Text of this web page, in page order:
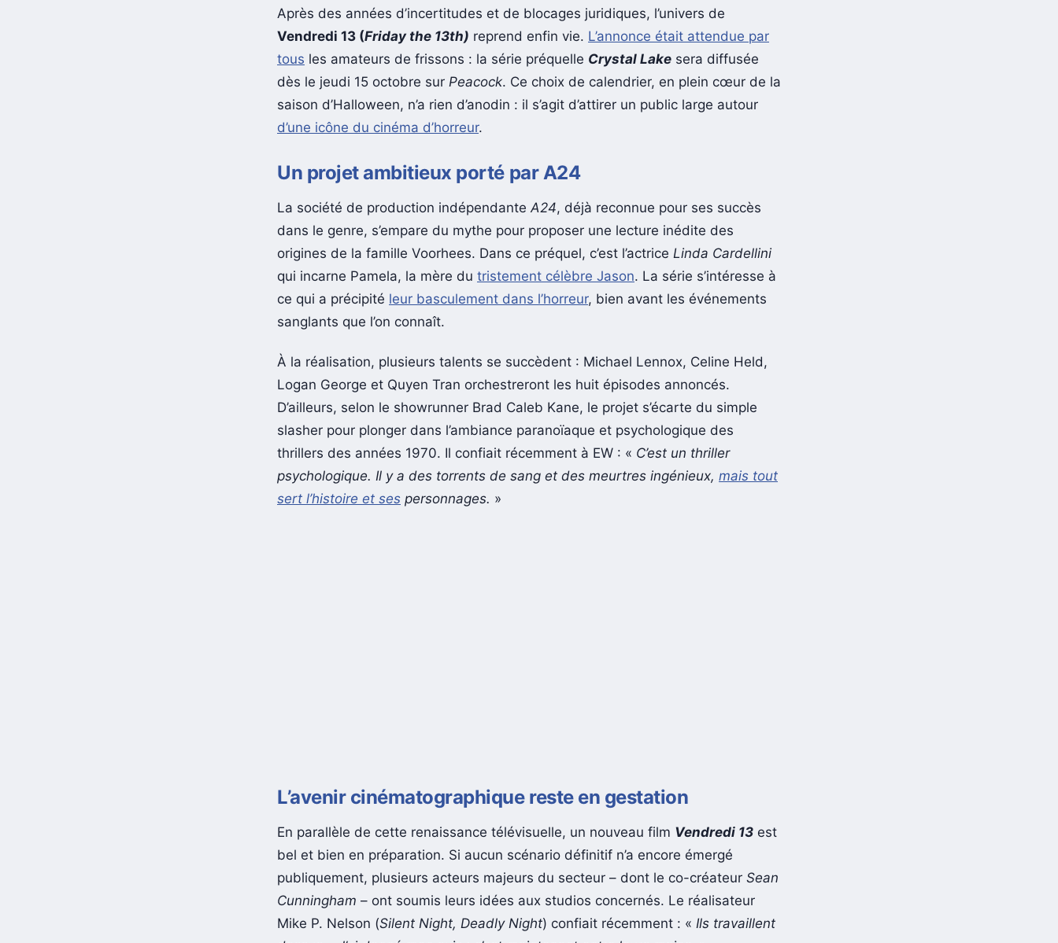
Après des années d’incertitudes et de blocages juridiques, l’univers de
Vendredi 13 (Friday the 13th) reprend enfin vie. L’annonce était attendue par
tous les amateurs de frissons : la série préquelle Crystal Lake sera diffusée
dès le jeudi 15 octobre sur Peacock. Ce choix de calendrier, en plein cœur de la
saison d’Halloween, n’a rien d’anodin : il s’agit d’attirer un public large autour
d’une icône du cinéma d’horreur.
Un projet ambitieux porté par A24
La société de production indépendante A24, déjà reconnue pour ses succès
dans le genre, s’empare du mythe pour proposer une lecture inédite des
origines de la famille Voorhees. Dans ce préquel, c’est l’actrice Linda Cardellini
qui incarne Pamela, la mère du tristement célèbre Jason. La série s’intéresse à
ce qui a précipité leur basculement dans l’horreur, bien avant les événements
sanglants que l’on connaît.
À la réalisation, plusieurs talents se succèdent : Michael Lennox, Celine Held,
Logan George et Quyen Tran orchestreront les huit épisodes annoncés.
D’ailleurs, selon le showrunner Brad Caleb Kane, le projet s’écarte du simple
slasher pour plonger dans l’ambiance paranoïaque et psychologique des
thrillers des années 1970. Il confiait récemment à EW : « C’est un thriller
psychologique. Il y a des torrents de sang et des meurtres ingénieux, mais tout
sert l’histoire et ses personnages. »
L’avenir cinématographique reste en gestation
En parallèle de cette renaissance télévisuelle, un nouveau film Vendredi 13
bel et bien en préparation. Si aucun scénario définitif n’a encore émergé
publiquement, plusieurs acteurs majeurs du secteur – dont le co-créateur Sean
Cunningham – ont soumis leurs idées aux studios concernés. Le réalisateur
Mike P. Nelson ( Silent Night, Deadly Night ) confiait récemment : «